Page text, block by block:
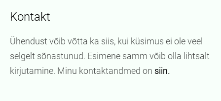
Kontakt
Ühendust võib võtta ka siis, kui küsimus ei ole veel
selgelt sõnastunud. Esimene samm võib olla lihtsalt
kirjutamine. Minu kontaktandmed on siin.